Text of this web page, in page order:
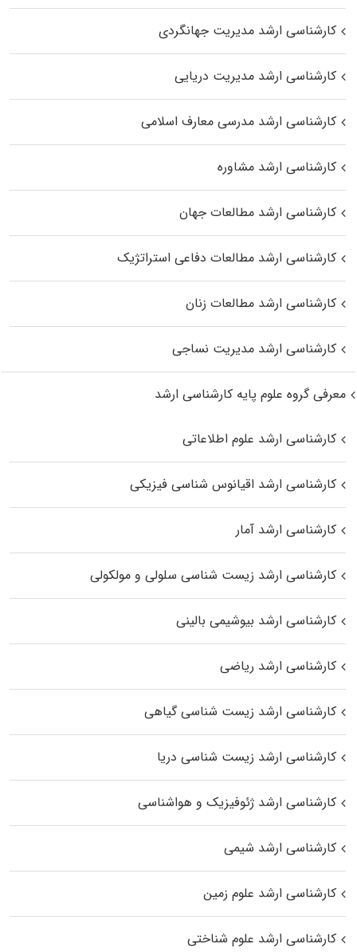
کارشناسی ارشد مدیریت جهانگردی
کارشناسی ارشد مدیریت دریایی
کارشناسی ارشد مدرسی معارف اسلامی
کارشناسی ارشد مشاوره
کارشناسی ارشد مطالعات جهان
کارشناسی ارشد مطالعات دفاعی استراتژیک
کارشناسی ارشد مطالعات زنان
کارشناسی ارشد مدیریت نساجی
معرفی گروه علوم پایه کارشناسی ارشد
کارشناسی ارشد علوم اطلاعاتی
کارشناسی ارشد اقیانوس‌ شناسی فیزیکی
کارشناسی ارشد آمار
کارشناسی ارشد زیست شناسی سلولی و مولکولی
کارشناسی ارشد بیوشیمی بالینی
کارشناسی ارشد ریاضی
کارشناسی ارشد زیست‌ شناسی گیاهی
کارشناسی ارشد زیست‌ شناسی دریا
کارشناسی ارشد ژئوفیزیک و هواشناسی
کارشناسی ارشد شیمی
کارشناسی ارشد علوم زمین
کارشناسی ارشد علوم شناختی